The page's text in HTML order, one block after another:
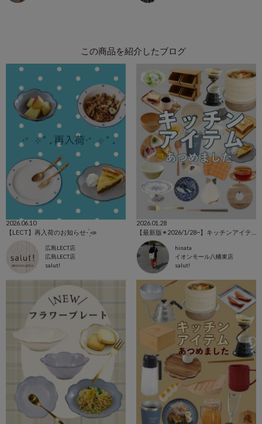
この商品を紹介したブログ
2026.06.10
【LECT】再入荷のお知らせ- ̗̀📣
広島LECT店
広島LECT店
salut!
2026.01.28
hinata
イオンモール八幡東店
salut!